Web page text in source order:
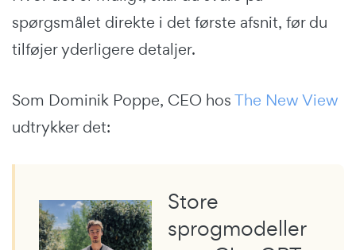
spørgsmålet direkte i det første afsnit, før du
tilføjer yderligere detaljer.
Som Dominik Poppe, CEO hosThe New View
udtrykker det:
Store
sprogmodeller